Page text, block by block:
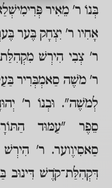
בְּנוֹ ר' מֵאִיר
אָחִיו ר' יִצְחָק בֶּער
ר' צְבִי הִירְשׁ
ר' מֹשֶׁה סַאמְבְּרִיר
לְמֹשֶׁה". וּבְנוֹ ר'
סֵפֶר "עַמּוּד
סַאסִיוֶוער. ר'
דִּקְהִלַּת־קֹדֶשׁ דִּינוּב